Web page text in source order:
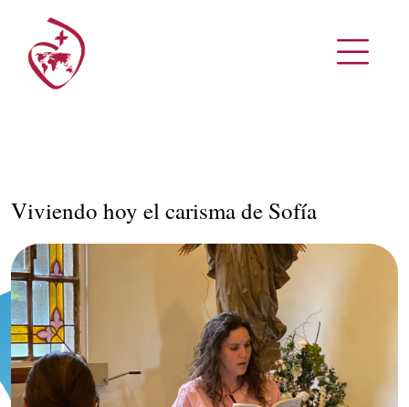
Viviendo hoy el carisma de Sofía